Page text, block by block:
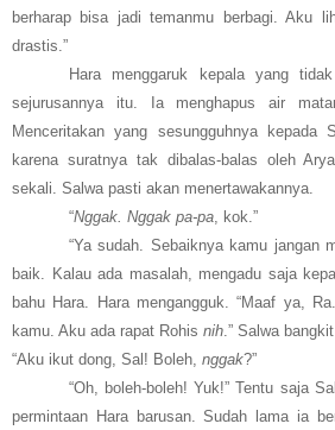
berharap bisa jadi temanmu berbagi. Aku
drastis.”
Hara menggaruk kepala yang
sejurusannya itu. Ia menghapus air
Menceritakan yang sesungguhnya kepada
karena suratnya tak dibalas-balas oleh
sekali. Salwa pasti akan menertawakannya.
“Nggak. Nggak pa-pa, kok.”
“Ya sudah. Sebaiknya kamu jangan
baik. Kalau ada masalah, mengadu saja
bahu Hara. Hara mengangguk. “Maaf ya,
kamu. Aku ada rapat Rohis nih.” Salwa
“Aku ikut dong, Sal! Boleh, nggak?”
“Oh, boleh-boleh! Yuk!” Tentu saja
permintaan Hara barusan. Sudah lama ia